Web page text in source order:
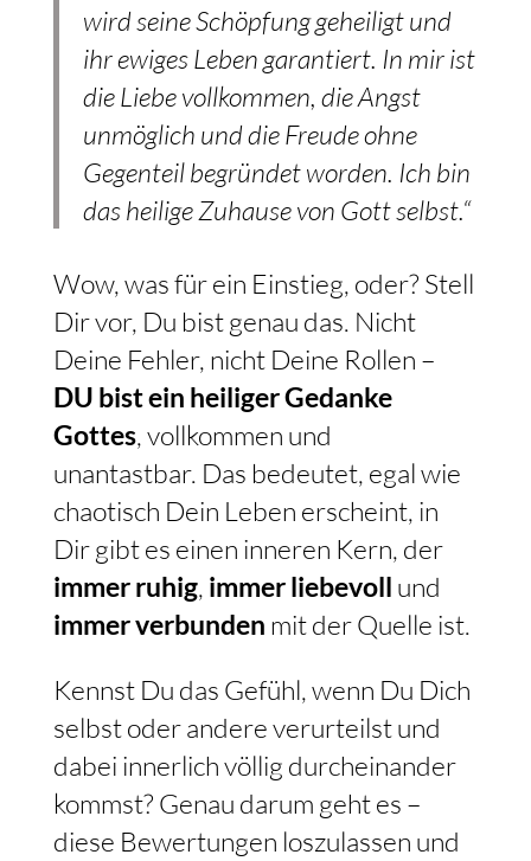
wird seine Schöpfung geheiligt und
ihr ewiges Leben garantiert. In mir ist
die Liebe vollkommen, die Angst
unmöglich und die Freude ohne
Gegenteil begründet worden. Ich bin
das heilige Zuhause von Gott selbst.“
Wow, was für ein Einstieg, oder? Stell
Dir vor, Du bist genau das. Nicht
DU bist ein heiliger Gedanke
Gottes, vollkommen und
unantastbar. Das bedeutet, egal wie
chaotisch Dein Leben erscheint, in
Dir gibt es einen inneren Kern, der
immer ruhig, immer liebevoll
immer verbunden mit der Quelle ist.
Kennst Du das Gefühl, wenn Du Dich
selbst oder andere verurteilst und
dabei innerlich völlig durcheinander
kommst? Genau darum geht es –
diese Bewertungen loszulassen und